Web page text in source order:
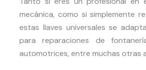
mecánica, como si simplemente
estas llaves universales se
para reparaciones de
automotrices, entre muchas otras